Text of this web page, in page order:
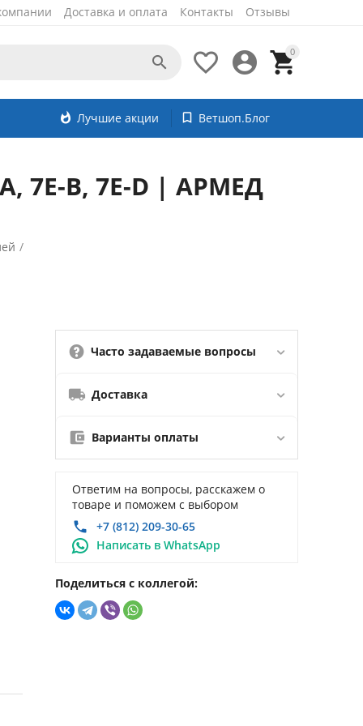
Доставка и оплата Контакты Отзывы
0




whatshot Лучшие акции bookmark_border Ветшоп.Блог
7Е-B, 7Е-D | АРМЕД
/
Часто задаваемые вопросы
Доставка
Варианты оплаты
Ответим на вопросы, расскажем о
товаре и поможем с выбором
+7 (812) 209-30-65
Написать в WhatsApp
Поделиться с коллегой: